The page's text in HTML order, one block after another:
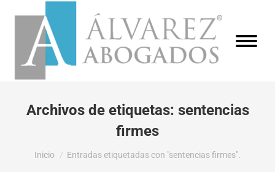
Archivos de etiquetas: sentencias
firmes
Estás aquí:
Inicio Entradas etiquetadas con "sentencias firmes".